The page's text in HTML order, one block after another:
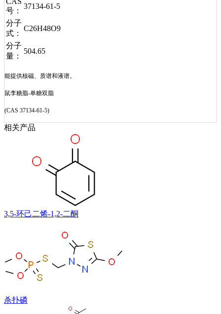
号：
37134-61-5
分子
式：
C26H48O9
分子
量：
504.65
能提供核磁、质谱和液谱。
鼠李糖脂-单糖双脂
(CAS 37134-61-5)
相关产品
3,5-环己二烯-1,2-二酮
杀扑磷